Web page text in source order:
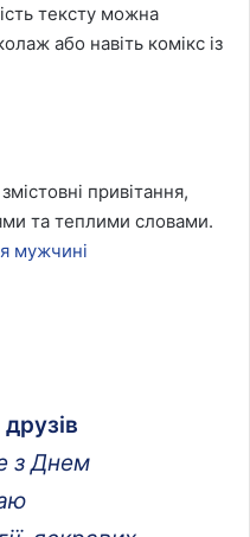
тексту можна
або навіть комікс із
привітання,
та теплими словами.
мужчині
з Днем